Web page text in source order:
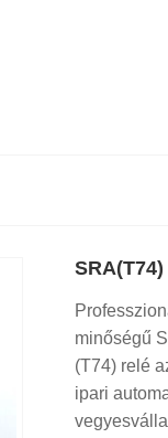
minőségű
(T74) relé
ipari